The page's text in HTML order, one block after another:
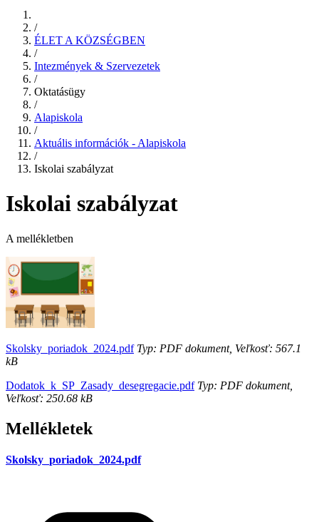
/
ÉLET A KÖZSÉGBEN
/
Intezmények & Szervezetek
/
Oktatásügy
/
Alapiskola
/
Aktuális információk - Alapiskola
/
Iskolai szabályzat
Iskolai szabályzat
A mellékletben
Skolsky_poriadok_2024.pdfTyp: PDF dokument, Veľkosť: 567.1
kB
Dodatok_k_SP_Zasady_desegregacie.pdfTyp: PDF dokument,
Veľkosť: 250.68 kB
Mellékletek
Skolsky_poriadok_2024.pdf